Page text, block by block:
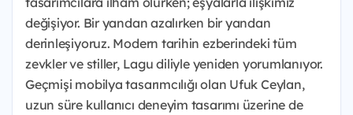
değişiyor. Bir yandan azalırken bir yandan
derinleşiyoruz. Modern tarihin ezberindeki tüm
zevkler ve stiller, Lagu diliyle yeniden yorumlanıyor.
Geçmişi mobilya tasarımcılığı olan Ufuk Ceylan,
uzun süre kullanıcı deneyim tasarımı üzerine de